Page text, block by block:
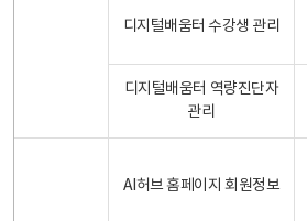
디지털배움터 수강생 관리
디지털배움터 역량진단자
관리
AI허브 홈페이지 회원정보